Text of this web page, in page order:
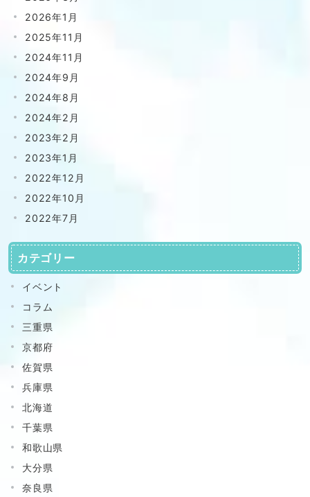
2026年1月
2025年11月
2024年11月
2024年9月
2024年8月
2024年2月
2023年2月
2023年1月
2022年12月
2022年10月
2022年7月
カテゴリー
イベント
コラム
三重県
京都府
佐賀県
兵庫県
北海道
千葉県
和歌山県
大分県
奈良県